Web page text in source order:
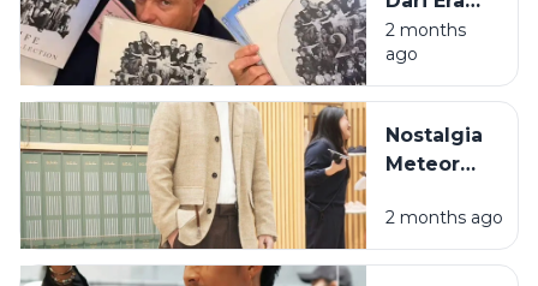
yang
Menolak
Bubar
Bangku
Lipat ke
Era Bapak-
Estetik
2 months
ago
Nostalgia
Meteor
Cerita di Balik
Terbentuknya
2 months ago